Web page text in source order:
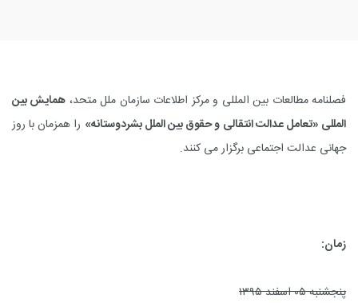
فصلنامه مطالعات بین المللی و مرکز اطلاعات سازمان ملل متحد، همایش بین
المللی «تعامل عدالت انتقالی و حقوق بین الملل بشردوستانه» را همزمان با روز
جهانی عدالت اجتماعی برگزار می کنند.
زمان:
پنجشنبه ۰۵ اسفند ۱۳۹۵